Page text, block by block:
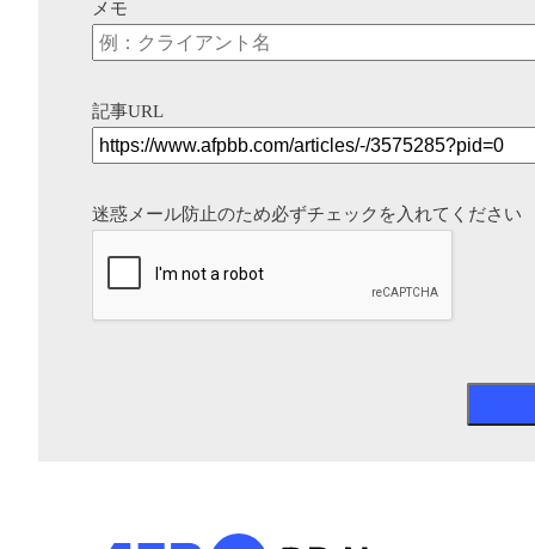
メモ
記事URL
迷惑メール防止のため必ずチェックを入れてください